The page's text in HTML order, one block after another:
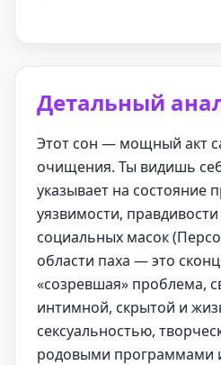
Детальный
Этот сон — мощный акт
очищения. Ты видишь
указывает на состояние
уязвимости,
социальных масок
области паха — это
«созревшая» проблема,
интимной, скрытой и
сексуальностью,
родовыми программами